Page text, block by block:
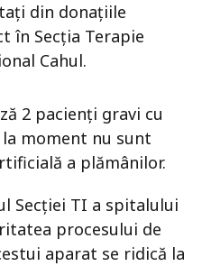
din donațiile
în Secția Terapie
Cahul.
2 pacienți gravi cu
la moment nu sunt
a plămânilor.
Secției TI a spitalului
procesului de
aparat se ridică la